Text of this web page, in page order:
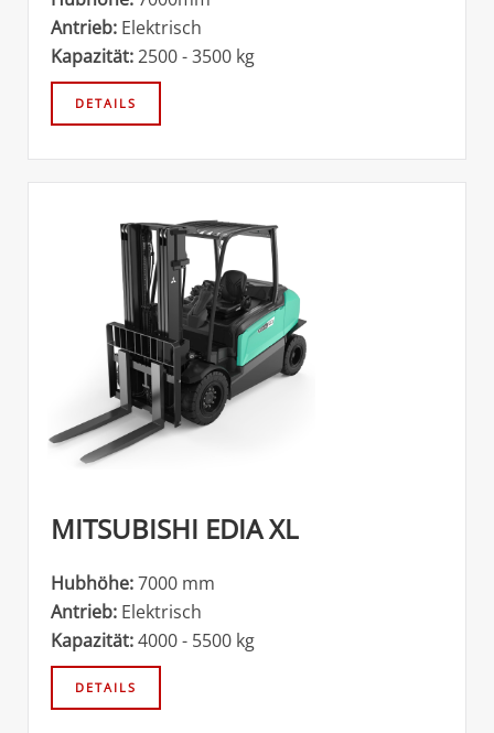
Antrieb: Elektrisch
Kapazität:2500 - 3500 kg
MITSUBISHI EDIA XL
Hubhöhe:7000 mm
Antrieb: Elektrisch
Kapazität:4000 - 5500 kg